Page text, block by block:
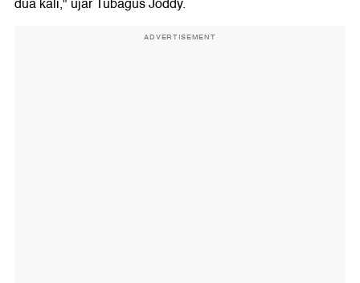
dua kali," ujar Tubagus Joddy.
ADVERTISEMENT